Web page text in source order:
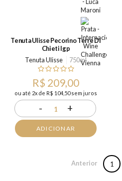
Tenuta Ulisse Pecorino Terre Di
Chieti Igp
Tenuta Ulisse
750ml
R$ 209,00
ou até 2x de R$ 104,50 sem juros
- 1 +
ADICIONAR
Anterior 1